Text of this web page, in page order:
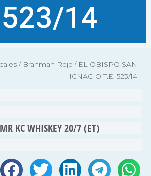
523/14
/ Brahman Rojo / EL OBISPO SAN
IGNACIO T.E. 523/14
KC WHISKEY 20/7 (ET)